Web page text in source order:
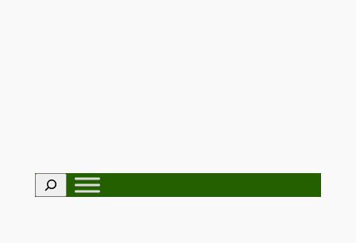
Suchen